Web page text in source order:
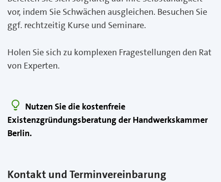
vor, indem Sie Schwächen ausgleichen. Besuchen Sie
ggf. rechtzeitig Kurse und Seminare.
Holen Sie sich zu komplexen Fragestellungen den Rat
von Experten.
Nutzen Sie die kostenfreie
Existenzgründungsberatung der Handwerkskammer
Berlin.
Kontakt und Terminvereinbarung